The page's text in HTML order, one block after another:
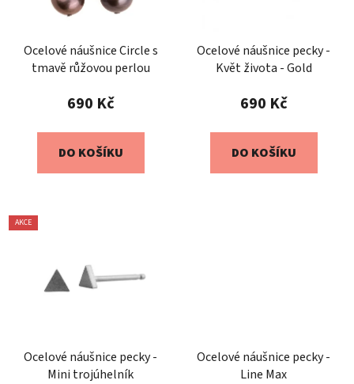
Ocelové náušnice Circle s
tmavě růžovou perlou
690 Kč
DO KOŠÍKU
Ocelové náušnice pecky -
Květ života - Gold
690 Kč
DO KOŠÍKU
AKCE
Ocelové náušnice pecky -
Mini trojúhelník
Ocelové náušnice pecky -
Line Max